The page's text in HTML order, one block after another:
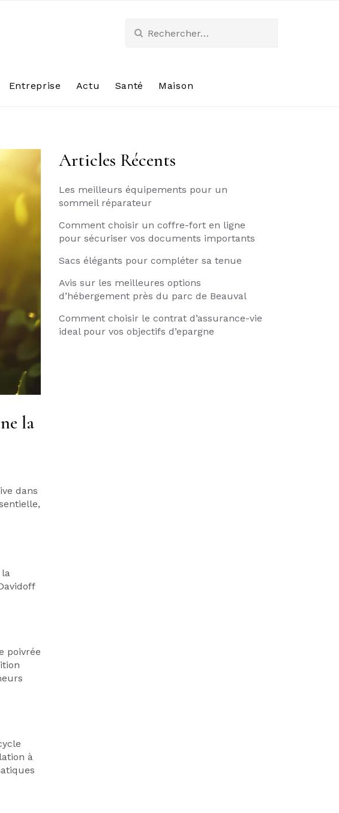
Entreprise Actu Santé Maison
la
dans
la
poivrée
à
Articles Récents
Les meilleurs équipements pour un
sommeil réparateur
Comment choisir un coffre-fort en ligne
pour sécuriser vos documents importants
Sacs élégants pour compléter sa tenue
Avis sur les meilleures options
d’hébergement près du parc de Beauval
Comment choisir le contrat d’assurance-vie
ideal pour vos objectifs d’epargne